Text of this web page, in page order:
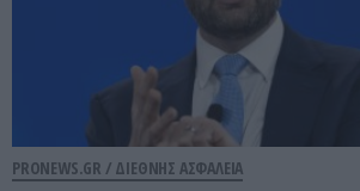
PRONEWS.GR / ΔΙΕΘΝΗΣ ΑΣΦΑΛΕΙΑ